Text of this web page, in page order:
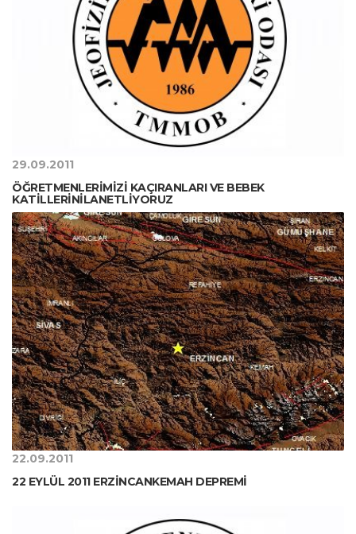
29.09.2011
ÖĞRETMENLERİMİZİ KAÇIRANLARI VE BEBEK
KATİLLERİNİLANETLİYORUZ
22.09.2011
22 EYLÜL 2011 ERZİNCANKEMAH DEPREMİ